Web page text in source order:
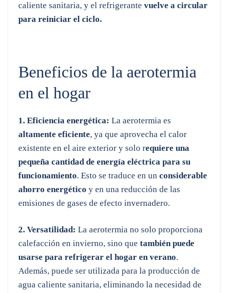
caliente sanitaria, y el refrigerante vuelve a circular
para reiniciar el ciclo.
Beneficios de la aerotermia
en el hogar
1. Eficiencia energética: La aerotermia es
altamente eficiente, ya que aprovecha el calor
existente en el aire exterior y solo requiere una
pequeña cantidad de energía eléctrica para su
funcionamiento. Esto se traduce en un considerable
ahorro energético y en una reducción de las
emisiones de gases de efecto invernadero.
2. Versatilidad: La aerotermia no solo proporciona
calefacción en invierno, sino que también puede
usarse para refrigerar el hogar en verano.
Además, puede ser utilizada para la producción de
agua caliente sanitaria, eliminando la necesidad de